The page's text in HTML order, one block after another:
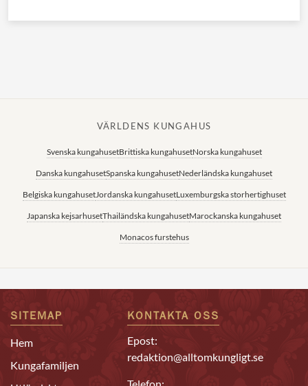
VÄRLDENS KUNGAHUS
Svenska kungahusetBrittiska kungahusetNorska kungahuset
Danska kungahusetSpanska kungahusetNederländska kungahuset
Belgiska kungahusetJordanska kungahusetLuxemburgska storhertighuset
Japanska kejsarhusetThailändska kungahusetMarockanska kungahuset
Monacos furstehus
SITEMAP
Hem
Kungafamiljen
KONTAKTA OSS
Epost:
redaktion@alltomkungligt.se